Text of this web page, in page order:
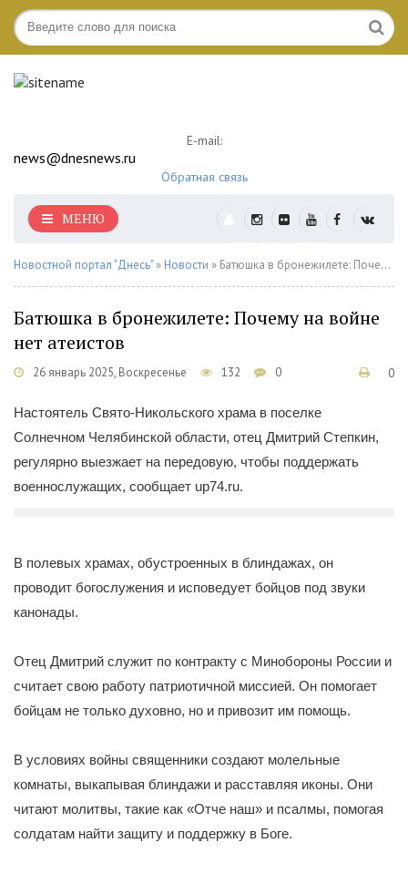
E-mail:
news@dnesnews.ru
Обратная связь
МЕНЮ
Новостной портал "Днесь"» Новости » Батюшка в бронежилете: Почему на войне нет атеистов
Батюшка в бронежилете: Почему на войне
нет атеистов
26 январь 2025, Воскресенье 132 0
0
Настоятель Свято-Никольского храма в поселке
Солнечном Челябинской области, отец Дмитрий Степкин,
регулярно выезжает на передовую, чтобы поддержать
военнослужащих, сообщает up74.ru.
В полевых храмах, обустроенных в блиндажах, он
проводит богослужения и исповедует бойцов под звуки
канонады.
Отец Дмитрий служит по контракту с Минобороны России и
считает свою работу патриотичной миссией. Он помогает
бойцам не только духовно, но и привозит им помощь.
В условиях войны священники создают молельные
комнаты, выкапывая блиндажи и расставляя иконы. Они
читают молитвы, такие как «Отче наш» и псалмы, помогая
солдатам найти защиту и поддержку в Боге.